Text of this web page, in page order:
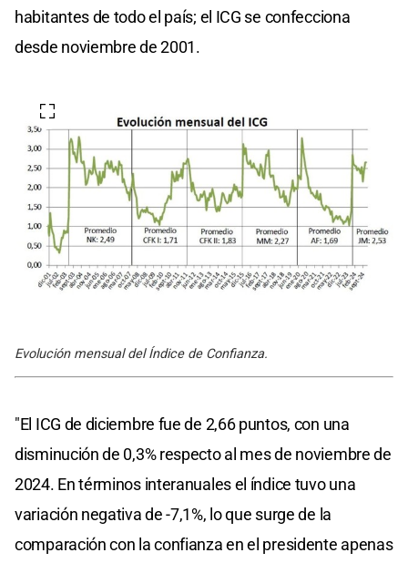
habitantes de todo el país; el ICG se confecciona
desde noviembre de 2001.
Evolución mensual del Índice de Confianza.
"El ICG de diciembre fue de 2,66 puntos, con una
disminución de 0,3% respecto al mes de noviembre de
2024. En términos interanuales el índice tuvo una
variación negativa de -7,1%, lo que surge de la
comparación con la confianza en el presidente apenas